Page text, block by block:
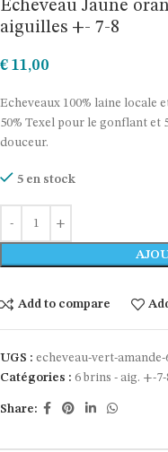
Écheveau Jaune
aiguilles +- 7-8
€ 11,00
Echeveaux 100% laine locale
50% Texel pour le gonflant et
douceur.
5 en stock
Add to compare
UGS : echeveau-vert-
Catégories : 6 brins - aig. +-7-
Share: